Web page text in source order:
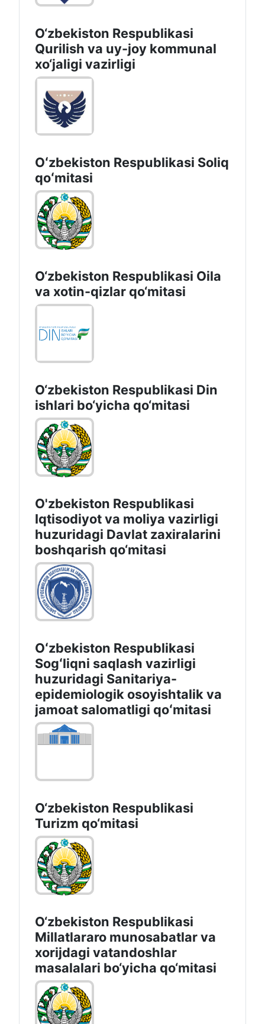
O‘zbekiston Respublikasi
Qurilish va uy-joy kommunal
xo‘jaligi vazirligi
Oʻzbekiston Respublikasi Soliq
qoʻmitasi
O‘zbekiston Respublikasi Oila
va xotin-qizlar qo‘mitasi
O‘zbekiston Respublikаsi Din
ishlаri bo‘yichа qo‘mitаsi
O'zbekiston Respublikasi
Iqtisodiyot va moliya vazirligi
huzuridаgi Dаvlаt zаxirаlаrini
boshqаrish qo‘mitаsi
Oʻzbekiston Respublikasi
Sogʻliqni saqlash vazirligi
huzuridagi Sanitariya-
epidemiologik osoyishtalik va
jamoat salomatligi qoʻmitasi
O‘zbekiston Respublikasi
Turizm qo‘mitasi
O‘zbekiston Respublikasi
Millatlararo munosabatlar va
xorijdagi vatandoshlar
masalalari bo‘yicha qo‘mitasi